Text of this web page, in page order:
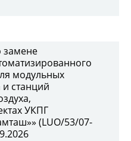
замене
модульных
и станций
УКПГ
(LUO/53/07-